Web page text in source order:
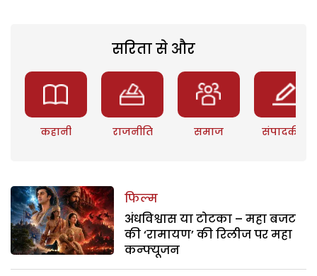
सरिता से और
कहानी राजनीति समाज संपादकीय
फिल्म
अंधविश्वास या टोटका – महा बजट
की ‘रामायण’ की रिलीज पर महा
कन्फ्यूजन